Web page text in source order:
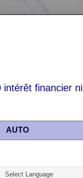
financier ni
AUTO